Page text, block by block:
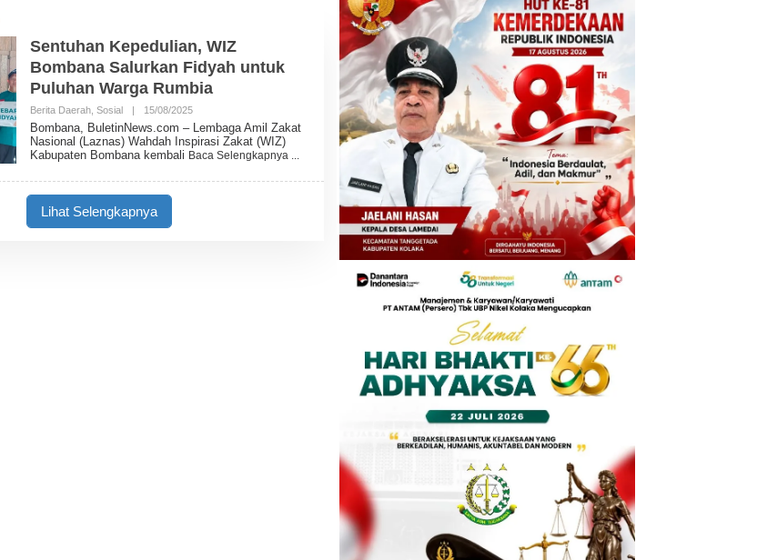
Sentuhan Kepedulian, WIZ
Bombana Salurkan Fidyah untuk
Puluhan Warga Rumbia
Berita Daerah, Sosial | 15/08/2025O
L
E
H
B
Bombana, BuletinNews.com – Lembaga Amil Zakat
Nasional (Laznas) Wahdah Inspirasi Zakat (WIZ)
Kabupaten Bombana kembali Baca Selengkapnya
Lihat Selengkapnya